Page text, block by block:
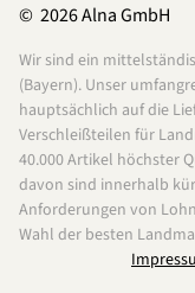
© 2026 Alna GmbH
Wir sind ein
(Bayern). Unser
hauptsächlich auf die
Verschleißteilen für
40.000 Artikel höchster
davon sind innerhalb
Anforderungen von
Wahl der besten